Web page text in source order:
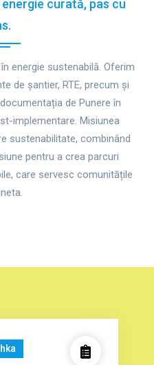
curată, pas cu
energie sustenabilă. Oferim
de șantier, RTE, precum și
de Punere în
implementare. Misiunea
sustenabilitate, combinând
pentru a crea parcuri
care servesc comunitățile